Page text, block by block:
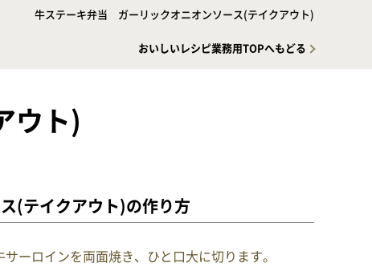
牛ステーキ弁当 ガーリックオニオンソース(テイクアウト)
おいしいレシピ業務用TOPへもどる
ウト)
(テイクアウト)の作り方
ーロインを両面焼き、ひと口大に切ります。